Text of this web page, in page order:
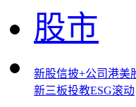
股市
新股信披+公司港美
新三板投教ESG滚动